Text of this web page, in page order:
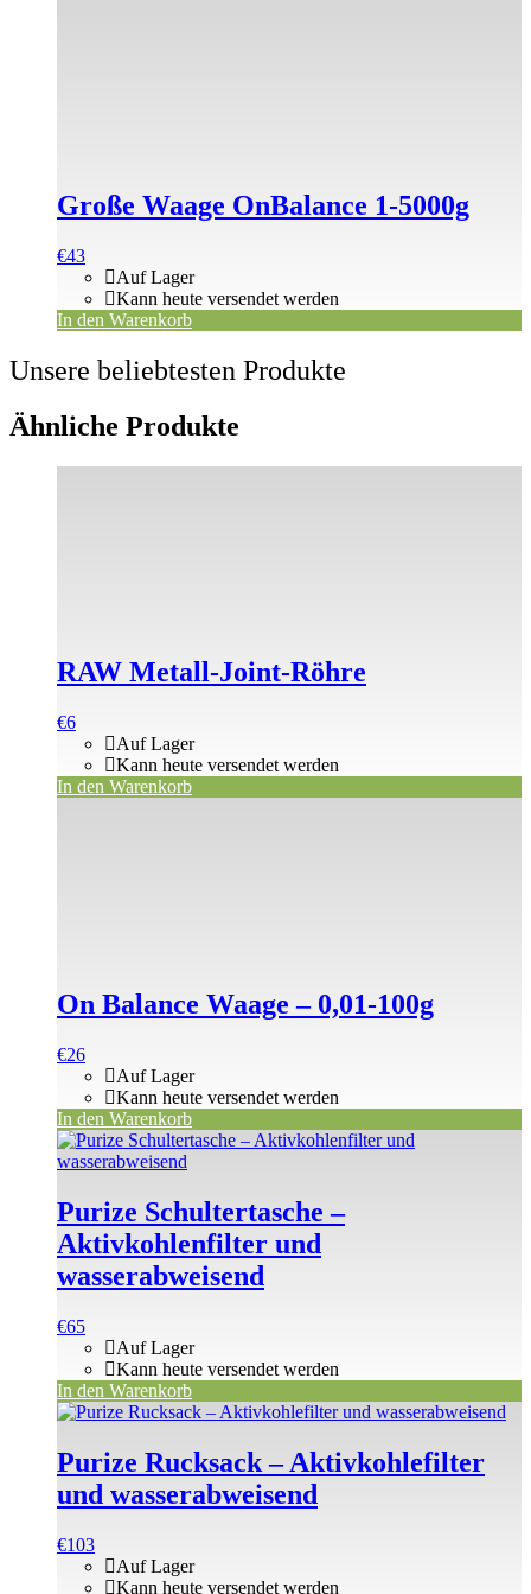
Große Waage OnBalance 1-5000g
€43
Auf Lager
Kann heute versendet werden
In den Warenkorb
Unsere beliebtesten Produkte
Ähnliche Produkte
RAW Metall-Joint-Röhre
€6
Auf Lager
Kann heute versendet werden
In den Warenkorb
On Balance Waage – 0,01-100g
€26
Auf Lager
Kann heute versendet werden
In den Warenkorb
Purize Schultertasche –
Aktivkohlenfilter und
wasserabweisend
€65
Auf Lager
Kann heute versendet werden
In den Warenkorb
Purize Rucksack – Aktivkohlefilter
und wasserabweisend
€103
Auf Lager
Kann heute versendet werden